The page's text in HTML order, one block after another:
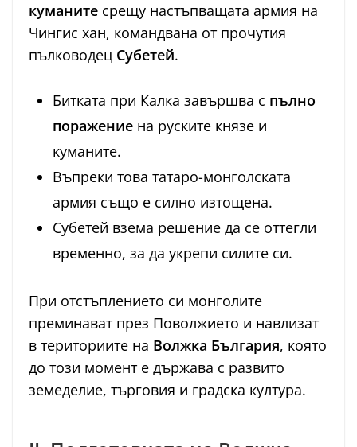
куманите срещу настъпващата армия на
Чингис хан, командвана от прочутия
пълководец Субетей.
Битката при Калка завършва с пълно
поражение на руските князе и
куманите.
Въпреки това татаро-монголската
армия също е силно изтощена.
Субетей взема решение да се оттегли
временно, за да укрепи силите си.
При отстъплението си монголите
преминават през Поволжието и навлизат
в териториите на Волжка България, която
до този момент е държава с развито
земеделие, търговия и градска култура.